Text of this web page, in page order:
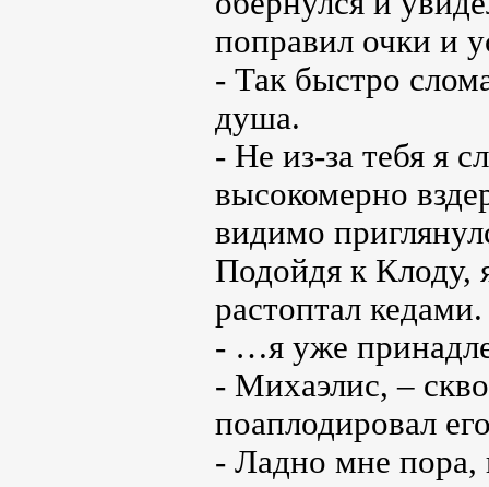
поправил очки и
- Так быстро
душа.
- Не из-за тебя я
высокомерно
видимо
Подойдя к Клоду,
растоптал кедами.
- …я уже
- Михаэлис, –
поаплодировал
- Ладно мне пора,